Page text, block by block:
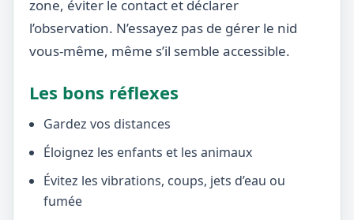
zone, éviter le contact et déclarer
l’observation. N’essayez pas de gérer le nid
vous-même, même s’il semble accessible.
Les bons réflexes
Gardez vos distances
Éloignez les enfants et les animaux
Évitez les vibrations, coups, jets d’eau ou
fumée